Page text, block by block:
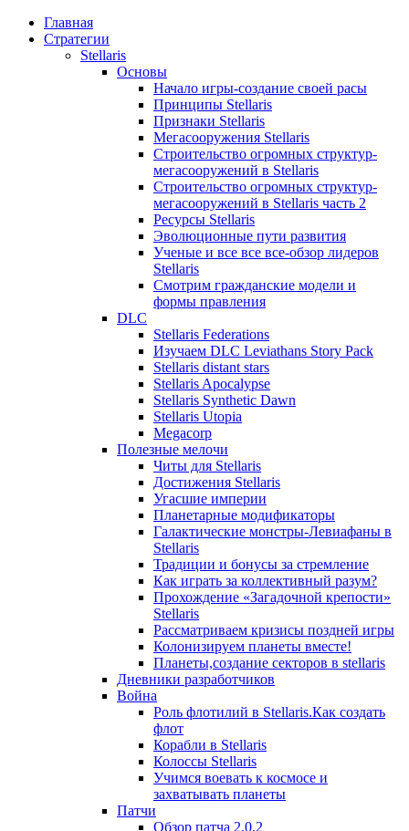
Главная
Стратегии
Stellaris
Основы
Начало игры-создание своей расы
Принципы Stellaris
Признаки Stellaris
Мегасооружения Stellaris
Строительство огромных структур-
мегасооружений в Stellaris
Строительство огромных структур-
мегасооружений в Stellaris часть 2
Ресурсы Stellaris
Эволюционные пути развития
Ученые и все все все-обзор лидеров
Stellaris
Смотрим гражданские модели и
формы правления
DLC
Stellaris Federations
Изучаем DLC Leviathans Story Pack
Stellaris distant stars
Stellaris Apocalypse
Stellaris Synthetic Dawn
Stellaris Utopia
Megacorp
Полезные мелочи
Читы для Stellaris
Достижения Stellaris
Угасшие империи
Планетарные модификаторы
Галактические монстры-Левиафаны в
Stellaris
Традиции и бонусы за стремление
Как играть за коллективный разум?
Прохождение «Загадочной крепости»
Stellaris
Рассматриваем кризисы поздней игры
Колонизируем планеты вместе!
Планеты,создание секторов в stellaris
Дневники разработчиков
Война
Роль флотилий в Stellaris.Как создать
флот
Корабли в Stellaris
Колоссы Stellaris
Учимся воевать к космосе и
захватывать планеты
Патчи
Обзор патча 2.0.2